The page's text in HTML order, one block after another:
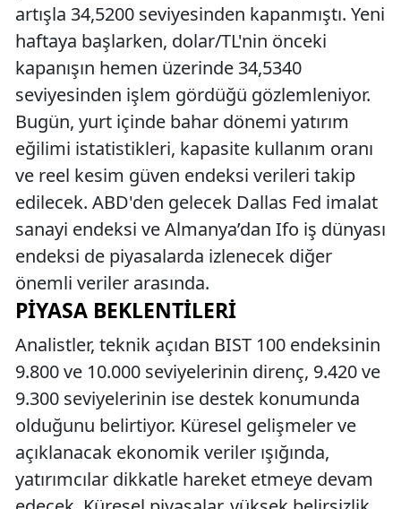
artışla 34,5200 seviyesinden kapanmıştı. Yeni
haftaya başlarken, dolar/TL'nin önceki
kapanışın hemen üzerinde 34,5340
seviyesinden işlem gördüğü gözlemleniyor.
Bugün, yurt içinde bahar dönemi yatırım
eğilimi istatistikleri, kapasite kullanım oranı
ve reel kesim güven endeksi verileri takip
edilecek. ABD'den gelecek Dallas Fed imalat
sanayi endeksi ve Almanya’dan Ifo iş dünyası
endeksi de piyasalarda izlenecek diğer
önemli veriler arasında.
PIYASA BEKLENTILERI
Analistler, teknik açıdan BIST 100 endeksinin
9.800 ve 10.000 seviyelerinin direnç, 9.420 ve
9.300 seviyelerinin ise destek konumunda
olduğunu belirtiyor. Küresel gelişmeler ve
açıklanacak ekonomik veriler ışığında,
yatırımcılar dikkatle hareket etmeye devam